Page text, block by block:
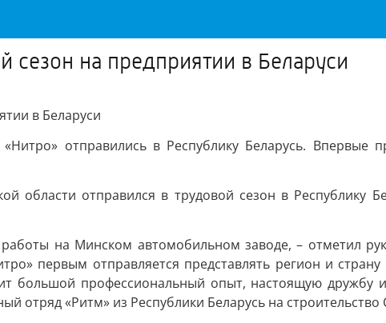
сезон на предприятии в Беларуси
в Беларуси
отправились в Республику Беларусь. Впервые
области отправился в трудовой сезон в Республику
на Минском автомобильном заводе, – отметил
первым отправляется представлять регион и
большой профессиональный опыт, настоящую
отряд «Ритм» из Республики Беларусь на